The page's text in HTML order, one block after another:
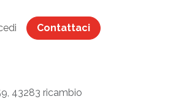
Contattaci
43283 ricambio